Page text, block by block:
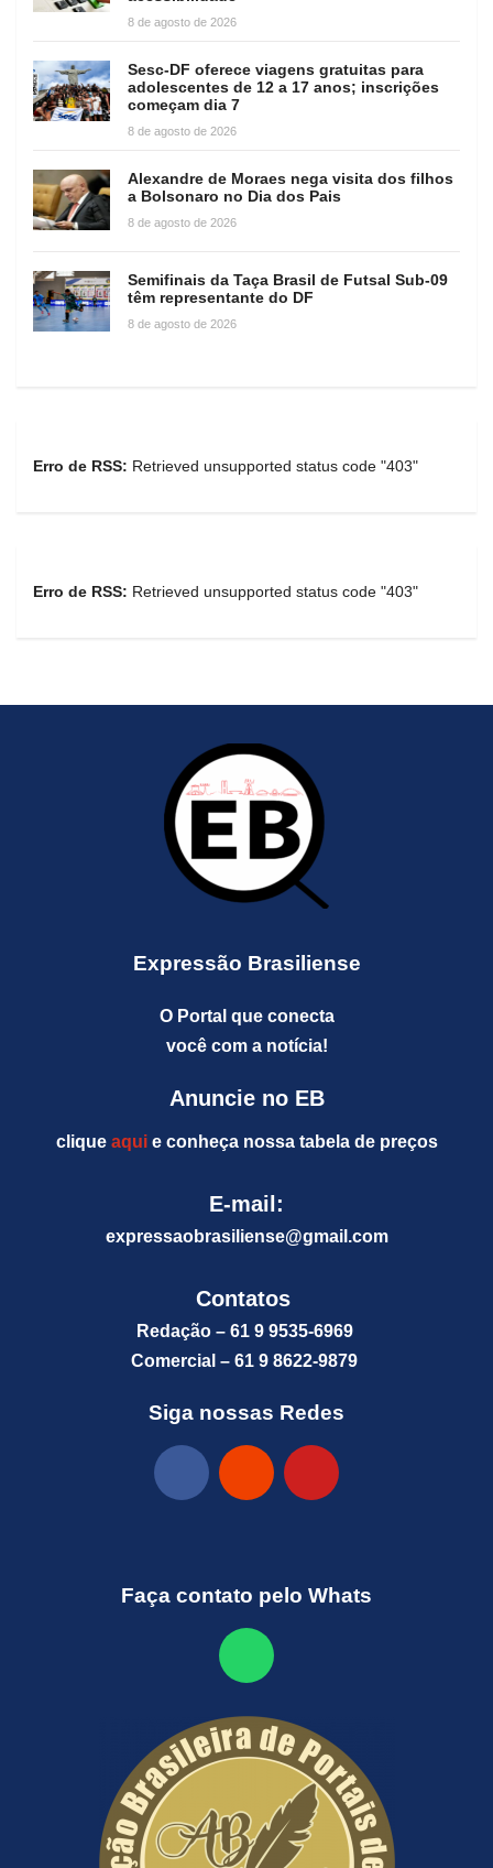
8 de agosto de 2026
Sesc-DF oferece viagens gratuitas para
adolescentes de 12 a 17 anos; inscrições
começam dia 7
8 de agosto de 2026
Alexandre de Moraes nega visita dos filhos
a Bolsonaro no Dia dos Pais
8 de agosto de 2026
Semifinais da Taça Brasil de Futsal Sub-09
têm representante do DF
8 de agosto de 2026
Erro de RSS: Retrieved unsupported status code "403"
Erro de RSS: Retrieved unsupported status code "403"
Expressão Brasiliense
O Portal que conecta
você com a notícia!
Anuncie no EB
clique aquie conheça nossa tabela de preços
E-mail:
expressaobrasiliense@gmail.com
Contatos
Redação – 61 9 9535-6969
Comercial – 61 9 8622-9879
Siga nossas Redes
Faça contato pelo Whats